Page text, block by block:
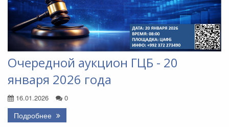
Очередной аукцион ГЦБ - 20
января 2026 года
16.01.2026 0
Подробнее